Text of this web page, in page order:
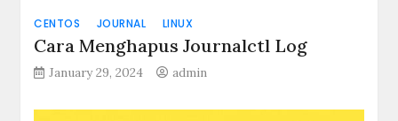
CENTOS JOURNAL LINUX
Cara Menghapus Journalctl Log
January 29, 2024 admin